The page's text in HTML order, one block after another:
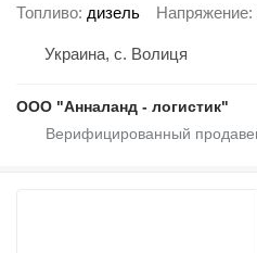
Топливо дизель Напряжение
Украина, с. Волиця
ООО "Анналанд - логистик"